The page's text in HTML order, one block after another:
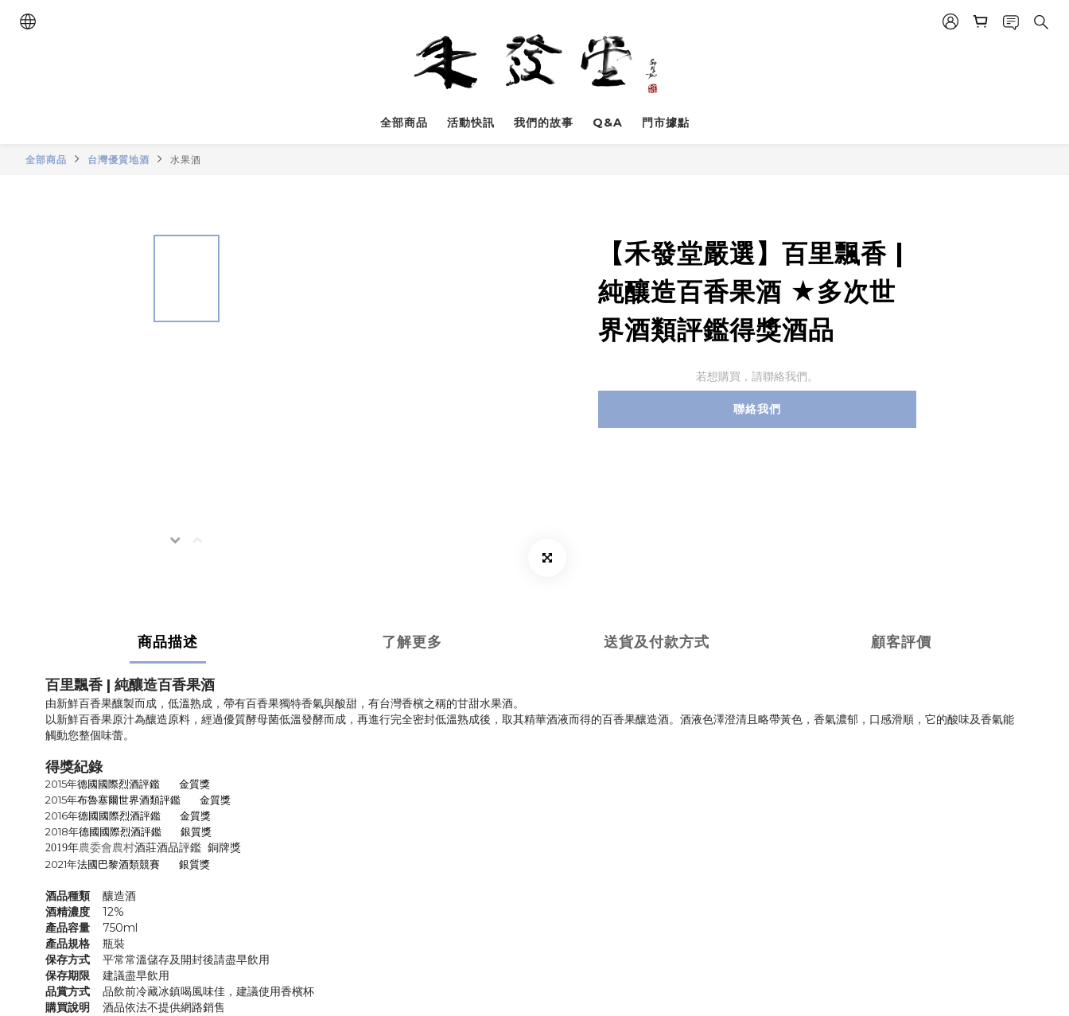
全部商品 活動快訊 我們的故事 Q&A 門市據點
全部商品 台灣優質地酒 水果酒
【禾發堂嚴選】百里飄香 |
純釀造百香果酒 ★多次世
界酒類評鑑得獎酒品
若想購買，請聯絡我們。
聯絡我們
商品描述 了解更多 送貨及付款方式 顧客評價
百里飄香 | 純釀造百香果酒
由新鮮百香果釀製而成，低溫熟成，帶有百香果獨特香氣與酸甜，有台灣香檳之稱的甘甜水果酒。
以新鮮百香果原汁為釀造原料，經過優質酵母菌低溫發酵而成，再進行完全密封低溫熟成後，取其精華酒液而得的百香果釀造酒。酒液色澤澄清且略帶黃色，香氣濃郁，口感滑順，它的酸味及香氣能
觸動您整個味蕾。
得獎紀錄
2015年德國國際烈酒評鑑 金質獎
2015年布魯塞爾世界酒類評鑑 金質獎
2016年德國國際烈酒評鑑 金質獎
2018年德國國際烈酒評鑑 銀質獎
2019年農委會農村酒莊酒品評鑑 銅牌獎
2021年法國巴黎酒類競賽 銀質獎
酒品種類
釀造酒
酒精濃度
12%
產品容量 750ml
產品規格 瓶裝
保存方式 平常常溫儲存及開封後請盡早飲用
保存期限 建議盡早飲用
品賞方式
品飲前冷藏冰鎮喝風味佳，建議使用香檳杯
購買說明
酒品依法不提供網路銷售